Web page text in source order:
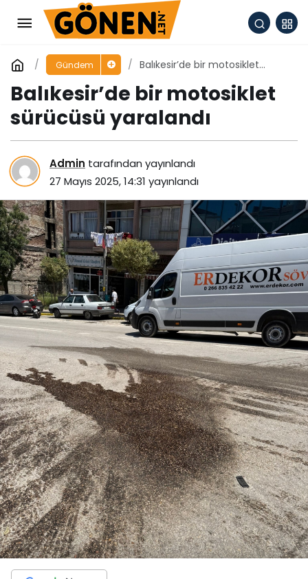
Gündem
Balıkesir’de bir motosiklet
Balıkesir’de bir motosiklet
sürücüsü yaralandı
Admin tarafından yayınlandı
27 Mayıs 2025, 14:31 yayınlandı